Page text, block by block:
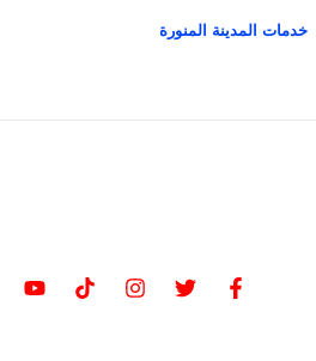
خدمات المدينة المنورة